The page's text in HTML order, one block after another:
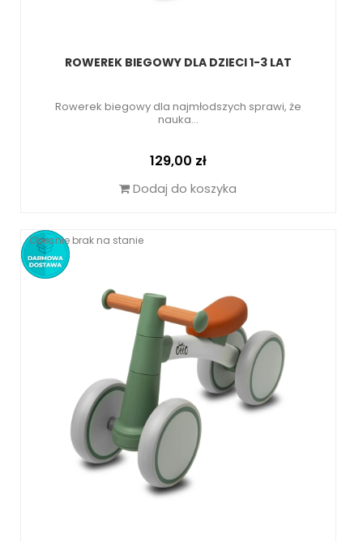
ROWEREK BIEGOWY DLA DZIECI 1-3 LAT
Rowerek biegowy dla najmłodszych sprawi, że
nauka...
Cena
129,00 zł
Dodaj do koszyka
Obecnie brak na stanie